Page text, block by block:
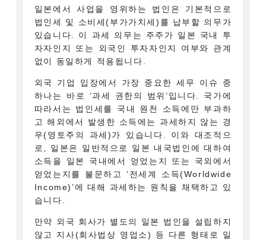
일본에서 사업을 영위하는 법인은 기본적으로
법인세 및 소비세(부가가치세)를 납부할 의무가
있습니다. 이 과세 의무는 주주가 일본 국내 투
자자인지 또는 외국인 투자자인지 여부와 관계
없이 동일하게 적용됩니다.
외국 기업 입장에서 가장 중요한 세무 이슈 중
하나는 바로 ‘과세 권한의 범위’입니다. 국가에
따라서는 법인세를 국내 원천 소득에만 부과하
고 해외에서 발생한 소득에는 과세하지 않는 경
우(영토주의 과세)가 있습니다. 이와 대조적으
로, 일본은 일반적으로 일본 내국법인에 대하여
소득을 일본 국내에서 얻었는지 또는 국외에서
얻었는지를 불문하고 ‘전세계 소득(Worldwide
Income)’에 대해 과세하는 원칙을 채택하고 있
습니다.
만약 외국 회사가 별도의 일본 법인을 설립하지
않고 지사(회사법상 영업소) 등 다른 형태로 일